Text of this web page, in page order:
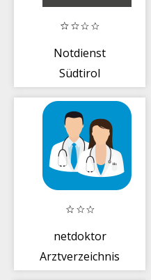
Notdienst
Südtirol
netdoktor
Arztverzeichnis